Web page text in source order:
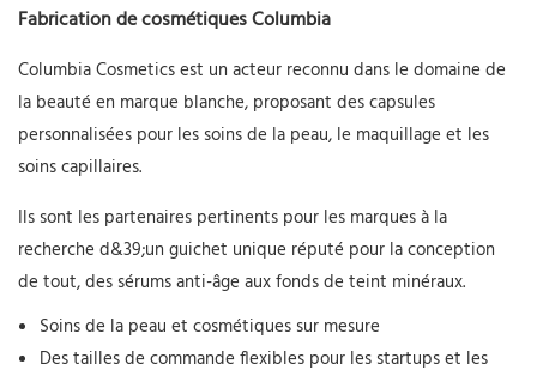
Fabrication de cosmétiques Columbia
Columbia Cosmetics est un acteur reconnu dans le domaine de
la beauté en marque blanche, proposant des capsules
personnalisées pour les soins de la peau, le maquillage et les
soins capillaires.
Ils sont les partenaires pertinents pour les marques à la
recherche d&39;un guichet unique réputé pour la conception
de tout, des sérums anti-âge aux fonds de teint minéraux.
Soins de la peau et cosmétiques sur mesure
Des tailles de commande flexibles pour les startups et les